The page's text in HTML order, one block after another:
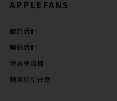
APPLEFANS
關於我們
聯絡我們
發表會直播
蘋果迷聊什麼